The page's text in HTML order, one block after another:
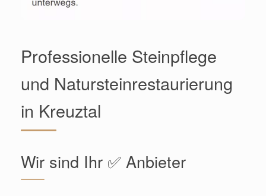
Professionelle Steinpflege
und Natursteinrestaurierung
in Kreuztal
Wir sind Ihr ✅ Anbieter